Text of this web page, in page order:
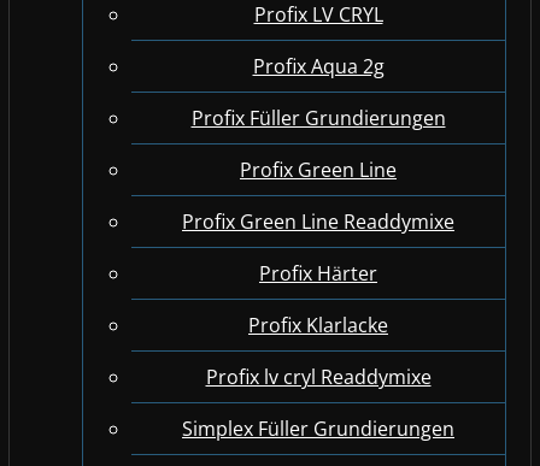
Profix LV CRYL
Profix Aqua 2g
Profix Füller Grundierungen
Profix Green Line
Profix Green Line Readdymixe
Profix Härter
Profix Klarlacke
Profix lv cryl Readdymixe
Simplex Füller Grundierungen